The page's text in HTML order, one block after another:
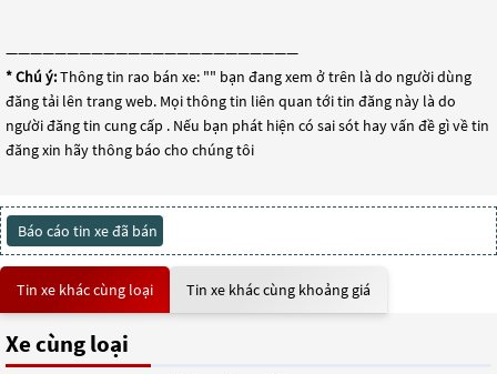
————————————————————————
* Chú ý:Thông tin rao bán xe: "" bạn đang xem ở trên là do người dùng
đăng tải lên trang web. Mọi thông tin liên quan tới tin đăng này là do
người đăng tin cung cấp . Nếu bạn phát hiện có sai sót hay vấn đề gì về tin
đăng xin hãy thông báo cho chúng tôi
Báo cáo tin xe đã bán
Tin xe khác cùng loại Tin xe khác cùng khoảng giá
Xe cùng loại